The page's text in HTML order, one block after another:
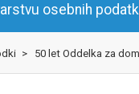
osebnih
> 50 let Oddelka za